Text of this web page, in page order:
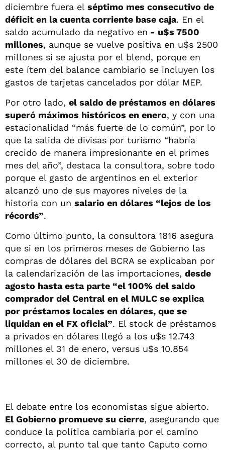
diciembre fuera el séptimo mes consecutivo de
déficit en la cuenta corriente base caja. En el
saldo acumulado da negativo en - u$s 7500
millones, aunque se vuelve positiva en u$s 2500
millones si se ajusta por el blend, porque en
este ítem del balance cambiario se incluyen los
gastos de tarjetas cancelados por dólar MEP.
Por otro lado, el saldo de préstamos en dólares
superó máximos históricos en enero, y con una
estacionalidad “más fuerte de lo común”, por lo
que la salida de divisas por turismo “habría
crecido de manera impresionante en el primes
mes del año”, destaca la consultora, sobre todo
porque el gasto de argentinos en el exterior
alcanzó uno de sus mayores niveles de la
historia con un salario en dólares “lejos de los
récords”.
Como último punto, la consultora 1816 asegura
que si en los primeros meses de Gobierno las
compras de dólares del BCRA se explicaban por
la calendarización de las importaciones, desde
agosto hasta esta parte “el 100% del saldo
comprador del Central en el MULC se explica
por préstamos locales en dólares, que se
liquidan en el FX oficial”. El stock de préstamos
a privados en dólares llegó a los u$s 12.743
millones el 31 de enero, versus u$s 10.854
millones el 30 de diciembre.
El debate entre los economistas sigue abierto.
El Gobierno promueve su cierre, asegurando que
conduce la política cambiaria por el camino
correcto, al punto tal que tanto Caputo como